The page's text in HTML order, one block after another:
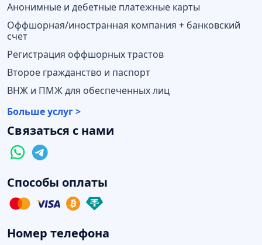
Анонимные и дебетные платежные карты
Оффшорная/иностранная компания + банковский
счет
Регистрация оффшорных трастов
Второе гражданство и паспорт
ВНЖ и ПМЖ для обеспеченных лиц
Больше услуг >
Связаться с нами
Способы оплаты
Номер телефона